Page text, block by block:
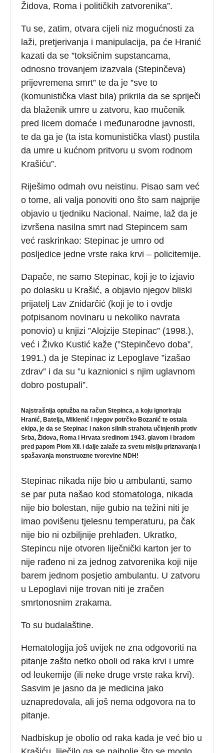
Židova, Roma i političkih zatvorenika”.
Tu se, zatim, otvara cijeli niz mogućnosti za
laži, pretjerivanja i manipulacija, pa će Hranić
kazati da se ”toksičnim supstancama,
odnosno trovanjem izazvala (Stepinčeva)
prijevremena smrt” te da je ”sve to
(komunistička vlast bila) prikrila da se spriječi
da blaženik umre u zatvoru, kao mučenik
pred licem domaće i međunarodne javnosti,
te da ga je (ta ista komunistička vlast) pustila
da umre u kućnom pritvoru u svom rodnom
Krašiću”.
Riješimo odmah ovu neistinu. Pisao sam već
o tome, ali valja ponoviti ono što sam najprije
objavio u tjedniku Nacional. Naime, laž da je
izvršena nasilna smrt nad Stepincem sam
već raskrinkao: Stepinac je umro od
posljedice jedne vrste raka krvi – policitemije.
Dapače, ne samo Stepinac, koji je to izjavio
po dolasku u Krašić, a objavio njegov bliski
prijatelj Lav Znidarčić (koji je to i ovdje
potpisanom novinaru u nekoliko navrata
ponovio) u knjizi ”Alojzije Stepinac” (1998.),
već i Živko Kustić kaže (”Stepinčevo doba”,
1991.) da je Stepinac iz Lepoglave ”izašao
zdrav” i da su ”u kaznionici s njim uglavnom
dobro postupali”.
Najstrašnija optužba na račun Stepinca, a koju ignoriraju
Hranić, Batelja, Miklenić i njegov potrčko Bozanić te ostala
ekipa, je da se Stepinac i nakon silnih strahota učinjenih protiv
Srba, Židova, Roma i Hrvata sredinom 1943. glavom i bradom
pred papom Piom XII. i dalje zalaže za svetu misiju priznavanja i
spašavanja monstruozne tvorevine NDH!
Stepinac nikada nije bio u ambulanti, samo
se par puta našao kod stomatologa, nikada
nije bio bolestan, nije gubio na težini niti je
imao povišenu tjelesnu temperaturu, pa čak
nije bio ni ozbiljnije prehlađen. Ukratko,
Stepincu nije otvoren liječnički karton jer to
nije rađeno ni za jednog zatvorenika koji nije
barem jednom posjetio ambulantu. U zatvoru
u Lepoglavi nije trovan niti je zračen
smrtonosnim zrakama.
To su budalaštine.
Hematologija još uvijek ne zna odgovoriti na
pitanje zašto netko oboli od raka krvi i umre
od leukemije (ili neke druge vrste raka krvi).
Sasvim je jasno da je medicina jako
uznapredovala, ali još nema odgovora na to
pitanje.
Nadbiskup je obolio od raka kada je već bio u